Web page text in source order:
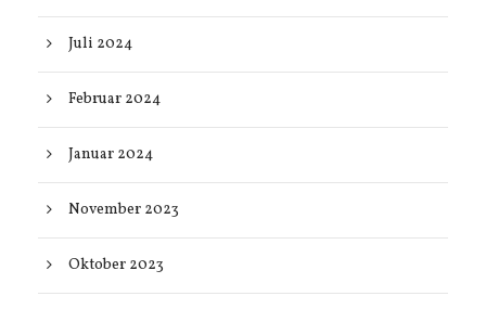
Juli 2024
Februar 2024
Januar 2024
November 2023
Oktober 2023